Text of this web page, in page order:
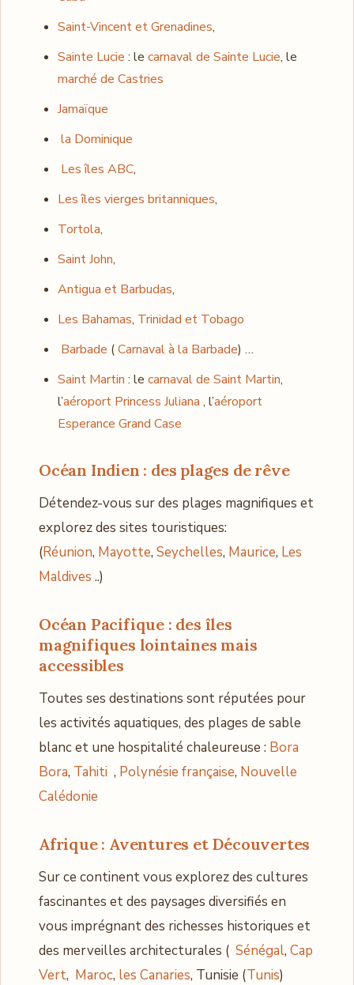
Saint-Vincent et Grenadines,
Sainte Lucie : le carnaval de Sainte Lucie, le
marché de Castries
Jamaïque
la Dominique
Les îles ABC,
Les îles vierges britanniques,
Tortola,
Saint John,
Antigua et Barbudas,
Les Bahamas, Trinidad et Tobago
Barbade (Carnaval à la Barbade) …
Saint Martin : le carnaval de Saint Martin,
l’aéroport Princess Juliana , l’aéroport
Esperance Grand Case
Océan Indien : des plages de rêve
Détendez-vous sur des plages magnifiques et
explorez des sites touristiques:
(Réunion, Mayotte, Seychelles, Maurice, Les
Maldives ..)
Océan Pacifique : des îles
magnifiques lointaines mais
accessibles
Toutes ses destinations sont réputées pour
les activités aquatiques, des plages de sable
blanc et une hospitalité chaleureuse : Bora
Bora, Tahiti , Polynésie française, Nouvelle
Calédonie
Afrique : Aventures et Découvertes
Sur ce continent vous explorez des cultures
fascinantes et des paysages diversifiés en
vous imprégnant des richesses historiques et
des merveilles architecturales ( Sénégal, Cap
Vert, Maroc, les Canaries, Tunisie (Tunis)